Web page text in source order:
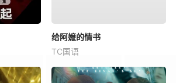
给阿嬷的情书
TC国语